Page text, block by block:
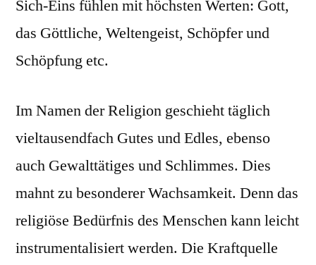
Sich-Eins fühlen mit höchsten Werten: Gott,
das Göttliche, Weltengeist, Schöpfer und
Schöpfung etc.
Im Namen der Religion geschieht täglich
vieltausendfach Gutes und Edles, ebenso
auch Gewalttätiges und Schlimmes. Dies
mahnt zu besonderer Wachsamkeit. Denn das
religiöse Bedürfnis des Menschen kann leicht
instrumentalisiert werden. Die Kraftquelle